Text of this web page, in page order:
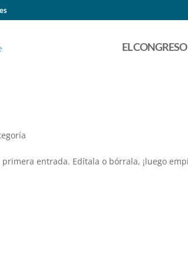
EL CONGRESO
entrada. Edítala o bórrala, ¡luego